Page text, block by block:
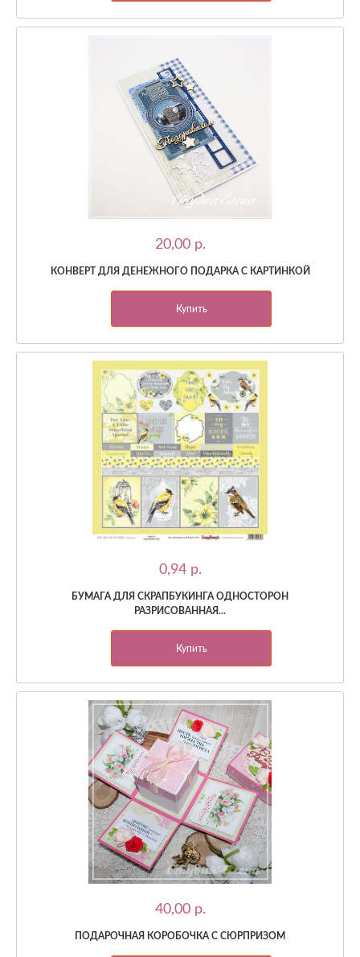
20,00 p.
КОНВЕРТ ДЛЯ ДЕНЕЖНОГО ПОДАРКА С КАРТИНКОЙ
Купить
0,94 p.
БУМАГА ДЛЯ СКРАПБУКИНГА ОДНОСТОРОН
РАЗРИСОВАННАЯ...
Купить
40,00 p.
ПОДАРОЧНАЯ КОРОБОЧКА С СЮРПРИЗОМ